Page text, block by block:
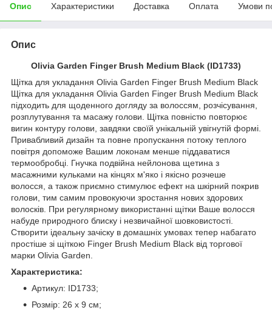
Опис Характеристики Доставка Оплата Умови
Опис
Olivia Garden Finger Brush Medium Black (ID1733)
Щітка для укладання Olivia Garden Finger Brush Medium Black
Щітка для укладання Olivia Garden Finger Brush Medium Black
підходить для щоденного догляду за волоссям, розчісування,
розплутування та масажу голови. Щітка повністю повторює
вигин контуру голови, завдяки своїй унікальній увігнутій формі.
Привабливий дизайн та повне пропускання потоку теплого
повітря допоможе Вашим локонам менше піддаватися
термообробці. Гнучка подвійна нейлонова щетина з
масажними кульками на кінцях м'яко і якісно розчеше
волосся, а також приємно стимулює ефект на шкірний покрив
голови, тим самим провокуючи зростання нових здорових
волосків. При регулярному використанні щітки Ваше волосся
набуде природного блиску і незвичайної шовковистості.
Створити ідеальну зачіску в домашніх умовах тепер набагато
простіше зі щіткою Finger Brush Medium Black від торгової
марки Olivia Garden.
Характеристика:
Артикул: ID1733;
Розмір: 26 х 9 см;